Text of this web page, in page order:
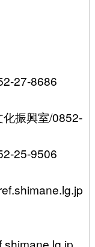
27-8686
振興室/0852-
25-9506